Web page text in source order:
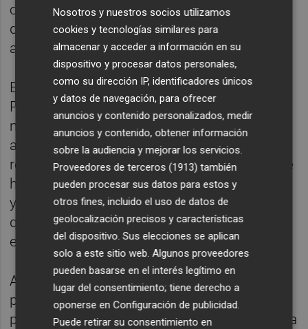
comisión de hechos delictivos" en el marco
del nombramiento de Cristina Álvarez como
asesora de Begoña Gómez.
El pasado 10 de septiembre, la esposa de
Pedro Sánchez explicó durante unos cinco
minutos las funciones de trabajo de su
asesora y reiteró --como indicó su letrado en
recursos anteriores-- que Álvarez siempre se
ha dedicado a la organización de su agenda
y a acompañarla a actos oficiales, al tiempo
que manifestó que ésta le hizo algún "favor"
en ocasiones excepcionales.
Además, Gómez aseguró que desconocía el
proceso de nombramiento de Álvarez como
personal eventual en Moncloa e indicó que la
Nosotros y nuestros socios utilizamos
cookies y tecnologías similares para
almacenar y acceder a información en su
dispositivo y procesar datos personales,
como su dirección IP, identificadores únicos
y datos de navegación, para ofrecer
anuncios y contenido personalizados, medir
anuncios y contenido, obtener información
sobre la audiencia y mejorar los servicios.
Proveedores de terceros (1913) también
pueden procesar sus datos para estos y
otros fines, incluido el uso de datos de
geolocalización precisos y características
del dispositivo. Sus elecciones se aplican
solo a este sitio web. Algunos proveedores
pueden basarse en el interés legítimo en
lugar del consentimiento; tiene derecho a
oponerse enConfiguración de publicidad.
Puede retirar su consentimiento en